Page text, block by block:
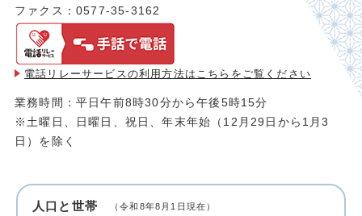
ファクス：0577-35-3162
電話リレーサービスの利用方法は こちらをご覧ください
業務時間：平日午前8時30分から午後5時15分
※土曜日、日曜日、祝日、年末年始（12月29日から1月3
日）を除く
人口と世帯 （令和8年8月1日現在）